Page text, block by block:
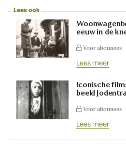
Lees ook
eeuw in de
Voor abonnees
Lees meer
Iconische
beeld
Voor abonnees
Lees meer